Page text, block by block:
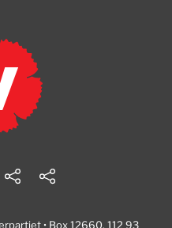
• Box 12660, 112 93